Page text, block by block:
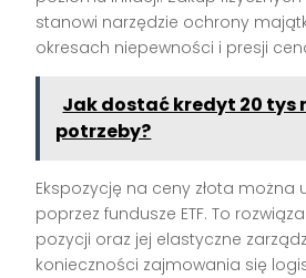
stanowi narzędzie ochrony
okresach niepewności i presji
Jak dostać kredyt 20 tys
potrzeby?
Ekspozycję na ceny złota można
poprzez fundusze ETF. To
pozycji oraz jej elastyczne
konieczności zajmowania się